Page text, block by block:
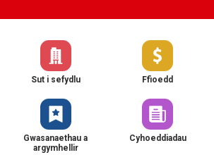
Sut i sefydlu Ffioedd
Gwasanaethau a
argymhellir
Cyhoeddiadau